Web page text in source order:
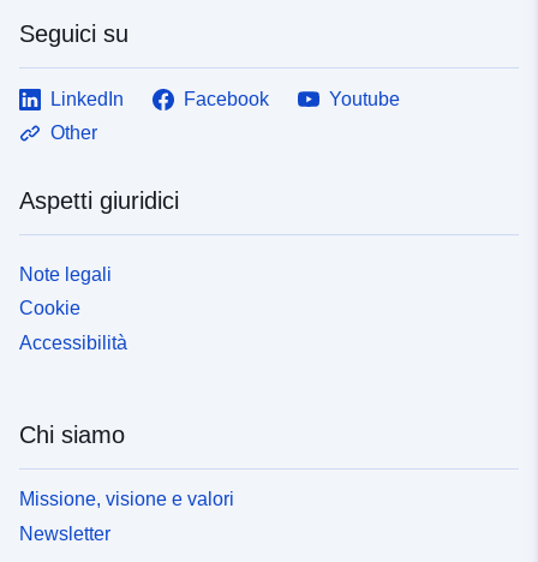
Seguici su
LinkedIn Facebook
Youtube
Other
Aspetti giuridici
Note legali
Cookie
Accessibilità
Chi siamo
Missione, visione e valori
Newsletter